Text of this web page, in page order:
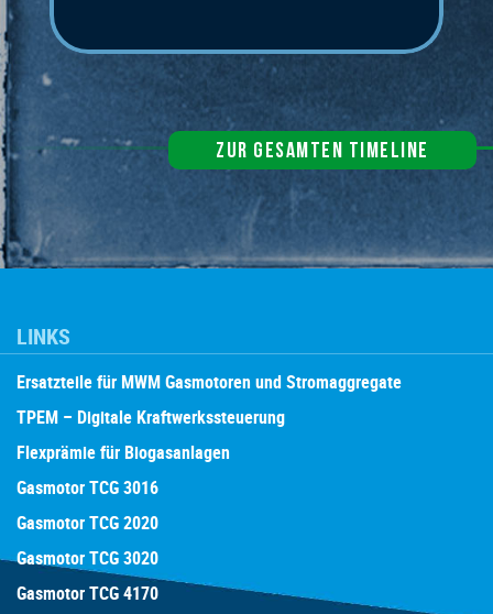
ZUR GESAMTEN TIMELINE
LINKS
Ersatzteile für MWM Gasmotoren und Stromaggregate
TPEM – Digitale Kraftwerkssteuerung
Flexprämie für Biogasanlagen
Gasmotor TCG 3016
Gasmotor TCG 2020
Gasmotor TCG 3020
Gasmotor TCG 4170